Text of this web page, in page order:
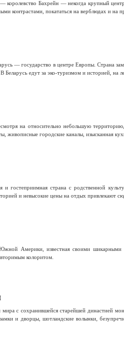
королевство Бахрейн — некогда крупный
контрастами, покататься на верблюдах и на
— государство в центре Европы. Страна
Беларусь едут за эко-туризмом и историей, на
на относительно небольшую
живописные городские каналы, изысканная
гостеприимная страна с родственной
и невысокие цены на отдых привлекают
Америки, известная своими
колоритом.
мира с сохранившейся старейшей династией
и дворцы, шотландские волынки,